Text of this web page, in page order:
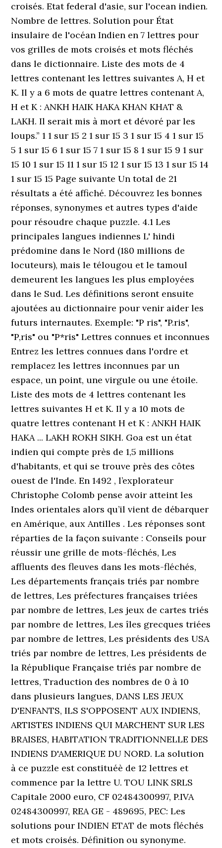
croisés. Etat federal d'asie, sur l'ocean indien.
Nombre de lettres. Solution pour État
insulaire de l'océan Indien en 7 lettres pour
vos grilles de mots croisés et mots fléchés
dans le dictionnaire. Liste des mots de 4
lettres contenant les lettres suivantes A, H et
K. Il y a 6 mots de quatre lettres contenant A,
H et K : ANKH HAIK HAKA KHAN KHAT &
LAKH. Il serait mis à mort et dévoré par les
loups.” 1 1 sur 15 2 1 sur 15 3 1 sur 15 4 1 sur 15
5 1 sur 15 6 1 sur 15 7 1 sur 15 8 1 sur 15 9 1 sur
15 10 1 sur 15 11 1 sur 15 12 1 sur 15 13 1 sur 15 14
1 sur 15 15 Page suivante Un total de 21
résultats a été affiché. Découvrez les bonnes
réponses, synonymes et autres types d'aide
pour résoudre chaque puzzle. 4.1 Les
principales langues indiennes L' hindi
prédomine dans le Nord (180 millions de
locuteurs), mais le télougou et le tamoul
demeurent les langues les plus employées
dans le Sud. Les définitions seront ensuite
ajoutées au dictionnaire pour venir aider les
futurs internautes. Exemple: "P ris", "P.ris",
"P,ris" ou "P*ris" Lettres connues et inconnues
Entrez les lettres connues dans l'ordre et
remplacez les lettres inconnues par un
espace, un point, une virgule ou une étoile.
Liste des mots de 4 lettres contenant les
lettres suivantes H et K. Il y a 10 mots de
quatre lettres contenant H et K : ANKH HAIK
HAKA ... LAKH ROKH SIKH. Goa est un état
indien qui compte près de 1,5 millions
d'habitants, et qui se trouve près des côtes
ouest de l'Inde. En 1492 , l’explorateur
Christophe Colomb pense avoir atteint les
Indes orientales alors qu’il vient de débarquer
en Amérique, aux Antilles . Les réponses sont
réparties de la façon suivante : Conseils pour
réussir une grille de mots-fléchés, Les
affluents des fleuves dans les mots-fléchés,
Les départements français triés par nombre
de lettres, Les préfectures françaises triées
par nombre de lettres, Les jeux de cartes triés
par nombre de lettres, Les îles grecques triées
par nombre de lettres, Les présidents des USA
triés par nombre de lettres, Les présidents de
la République Française triés par nombre de
lettres, Traduction des nombres de 0 à 10
dans plusieurs langues, DANS LES JEUX
D'ENFANTS, ILS S'OPPOSENT AUX INDIENS,
ARTISTES INDIENS QUI MARCHENT SUR LES
BRAISES, HABITATION TRADITIONNELLE DES
INDIENS D'AMERIQUE DU NORD. La solution
à ce puzzle est constituéè de 12 lettres et
commence par la lettre U. TOU LINK SRLS
Capitale 2000 euro, CF 02484300997, P.IVA
02484300997, REA GE - 489695, PEC: Les
solutions pour INDIEN ETAT de mots fléchés
et mots croisés. Définition ou synonyme.